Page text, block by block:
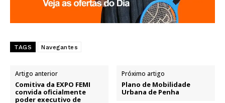
TAGS Navegantes
Artigo anterior
Comitiva da EXPO FEMI
convida oficialmente
poder executivo de
Próximo artigo
Plano de Mobilidade
Urbana de Penha